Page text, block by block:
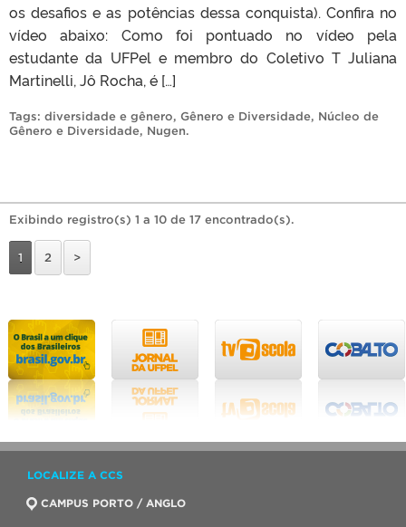
os desafios e as potências dessa conquista). Confira no
vídeo abaixo: Como foi pontuado no vídeo pela
estudante da UFPel e membro do Coletivo T Juliana
Martinelli, Jô Rocha, é […]
Tags: diversidade e gênero, Gênero e Diversidade, Núcleo de
Gênero e Diversidade, Nugen.
Exibindo registro(s) 1 a 10 de 17 encontrado(s).
1 2 >
LOCALIZE A CCS
CAMPUS PORTO / ANGLO